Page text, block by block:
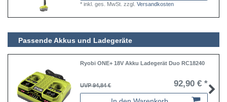
*inkl. ges. MwSt. zzgl.Versandkosten
Passende Akkus und Ladegeräte
Ryobi ONE+ 18V Akku Ladegerät Duo RC18240
UVP 94,84 € 92,90 € *